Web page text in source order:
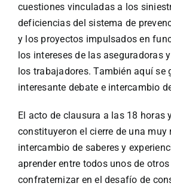
cuestiones vinculadas a los
deficiencias del sistema de
y los proyectos impulsados en
los intereses de las aseguradoras
los trabajadores. También aquí se
interesante debate e intercambio
El acto de clausura a las 18 horas
constituyeron el cierre de una
intercambio de saberes y
aprender entre todos unos de
confraternizar en el desafío de